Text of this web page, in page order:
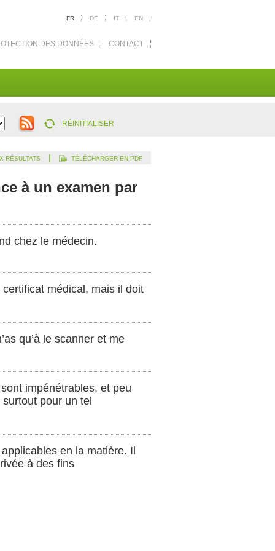
FR DE IT EN
DES DONNÉES CONTACT
RÉINITIALISER
RÉSULTATS | TÉLÉCHARGER EN PDF
à un examen par
chez le médecin.
médical, mais il doit
qu’à le scanner et me
impénétrables, et peu
pour un tel
en la matière. Il
à des fins